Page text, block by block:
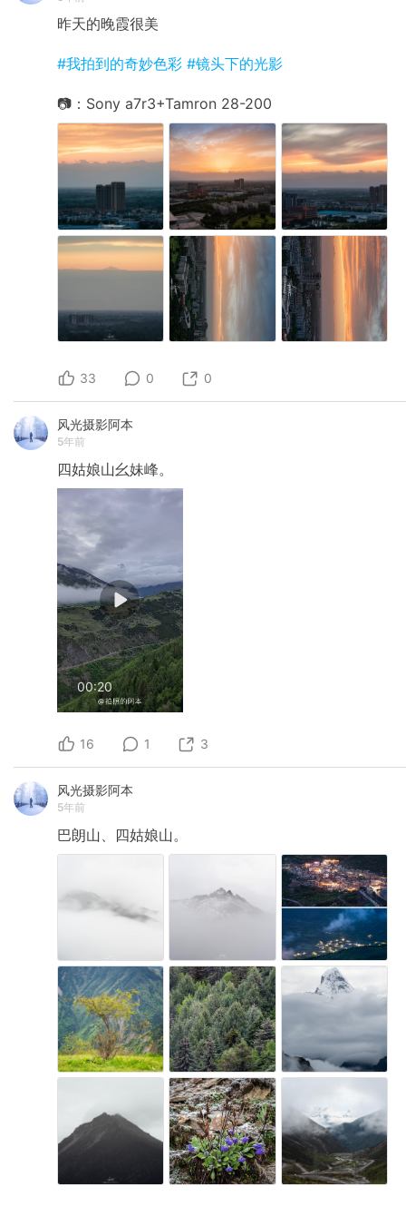
昨天的晚霞很美
#我拍到的奇妙色彩 #镜头下的光影
📷：Sony a7r3+Tamron 28-200
33 0 0
风光摄影阿本
5年前
四姑娘山幺妹峰。
00:20
16 1 3
风光摄影阿本
5年前
巴朗山、四姑娘山。